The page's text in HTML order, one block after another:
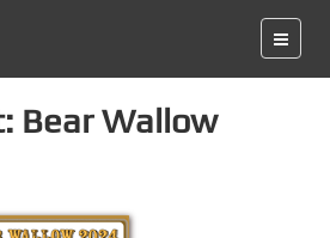
Bear Wallow